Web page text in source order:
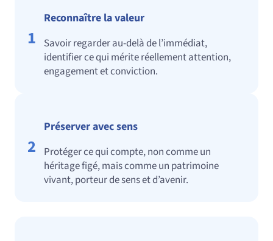
1
Reconnaître la valeur
Savoir regarder au‑delà de l’immédiat,
identifier ce qui mérite réellement attention,
engagement et conviction.
2
Préserver avec sens
Protéger ce qui compte, non comme un
héritage figé, mais comme un patrimoine
vivant, porteur de sens et d’avenir.